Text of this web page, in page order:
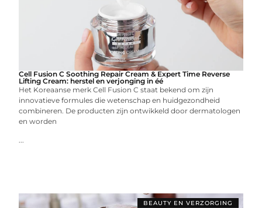
Cell Fusion C Soothing Repair Cream & Expert Time Reverse
Lifting Cream: herstel en verjonging in éé
Het Koreaanse merk Cell Fusion C staat bekend om zijn
innovatieve formules die wetenschap en huidgezondheid
combineren. De producten zijn ontwikkeld door dermatologen
en worden
...
BEAUTY EN VERZORGING